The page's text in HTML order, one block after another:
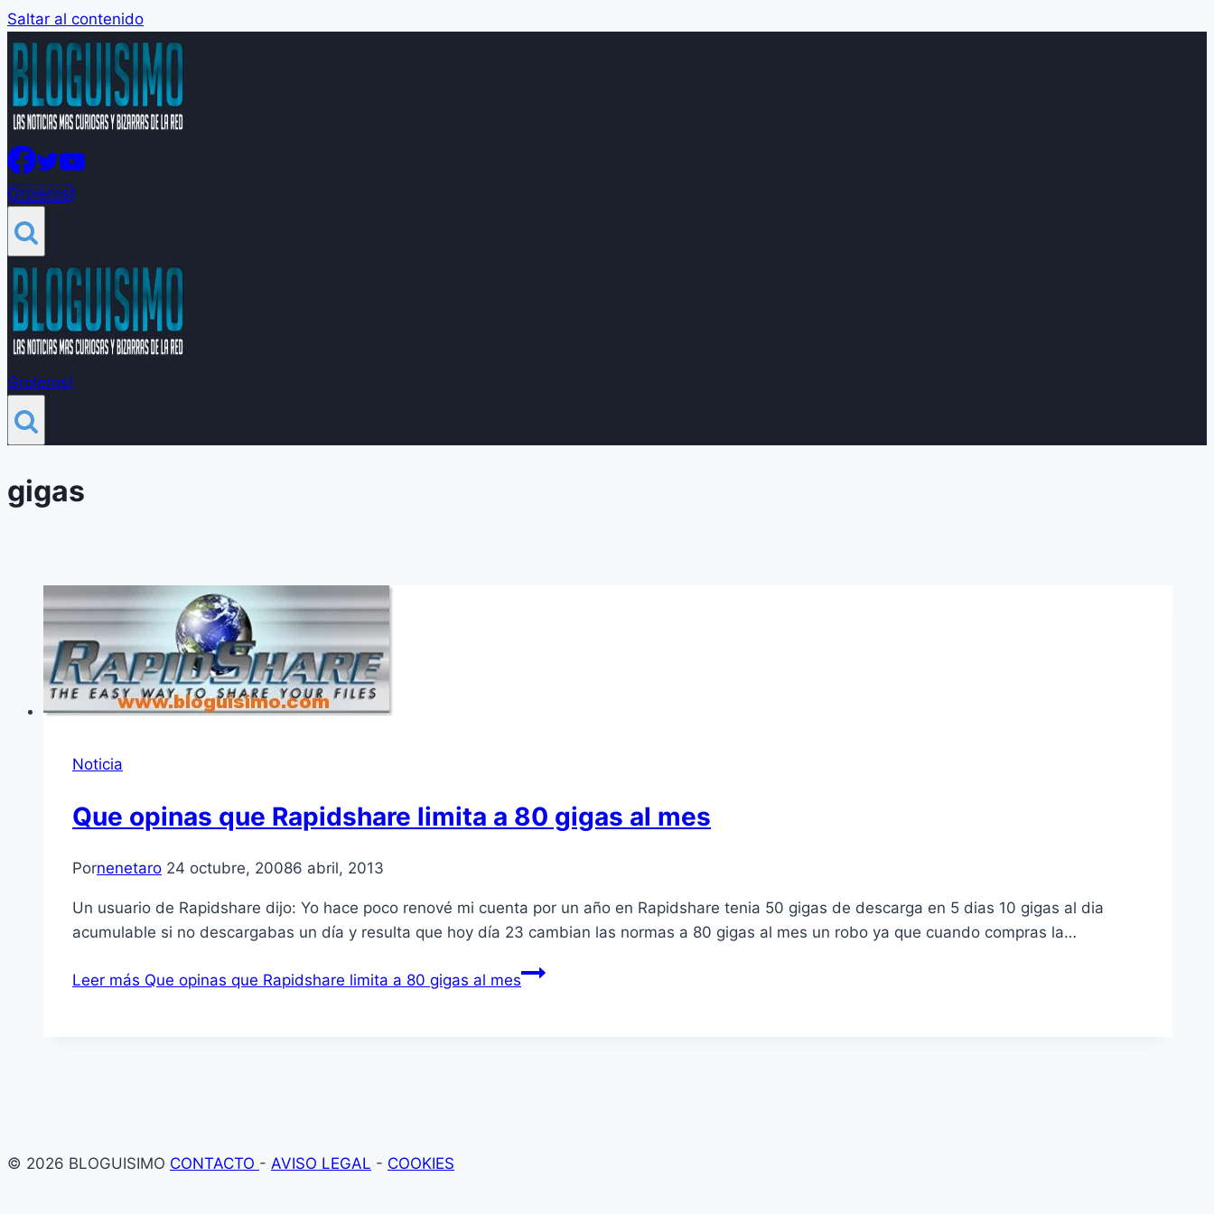
Saltar al contenido
Groleros!
Groleros!
gigas
Noticia
Que opinas que Rapidshare limita a 80 gigas al mes
Pornenetaro 24 octubre, 20086 abril, 2013
Un usuario de Rapidshare dijo: Yo hace poco renové mi cuenta por un año en Rapidshare tenia 50 gigas de descarga en 5 dias 10 gigas al dia
acumulable si no descargabas un dí­a y resulta que hoy dí­a 23 cambian las normas a 80 gigas al mes un robo ya que cuando compras la…
Leer más Que opinas que Rapidshare limita a 80 gigas al mes
© 2026 BLOGUISIMO CONTACTO - AVISO LEGAL - COOKIES